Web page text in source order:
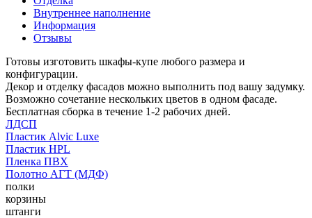
Внутреннее наполнение
Информация
Отзывы
Готовы изготовить шкафы-купе любого размера и
конфигурации.
Декор и отделку фасадов можно выполнить под вашу задумку.
Возможно сочетание нескольких цветов в одном фасаде.
Бесплатная сборка в течение 1-2 рабочих дней.
ЛДСП
Пластик Alvic Luxe
Пластик HPL
Пленка ПВХ
Полотно АГТ (МДФ)
полки
корзины
штанги